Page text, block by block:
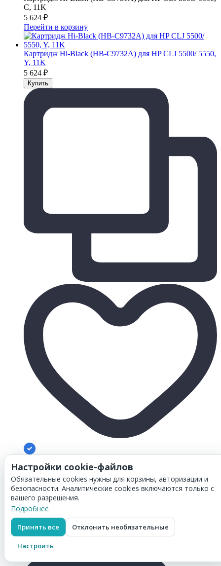
C, 11K
5 624 ₽
Перейти в корзину
Картридж Hi-Black (HB-C9732A) для HP CLJ 5500/ 5550,
Y, 11K
5 624 ₽
Картридж Hi-Black (HB-C9732A) для HP CLJ 5500/ 5550,
Y, 11K
5 624₽
Перейти в корзину
Картридж Hi-Black (HB-C9733A) для HP CLJ 5500/ 5550,
5 624₽
Настройки cookie-файлов
Обязательные cookies нужны для корзины, авторизации и
безопасности. Аналитические cookies включаются только с
вашего разрешения.
Подробнее
Принять все Отклонить необязательные
Настроить